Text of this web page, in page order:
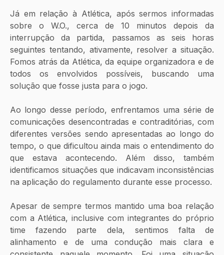
Já em relação à Atlética, após sermos informadas
sobre o W.O., cerca de 10 minutos depois da
interrupção da partida, passamos as seis horas
seguintes tentando, ativamente, resolver a situação.
Fomos atrás da Atlética, da equipe organizadora e de
todos os envolvidos possíveis, buscando uma
solução que fosse justa para o jogo.
Ao longo desse período, enfrentamos uma série de
comunicações desencontradas e contraditórias, com
diferentes versões sendo apresentadas ao longo do
tempo, o que dificultou ainda mais o entendimento do
que estava acontecendo. Além disso, também
identificamos situações que indicavam inconsistências
na aplicação do regulamento durante esse processo.
Apesar de sempre termos mantido uma boa relação
com a Atlética, inclusive com integrantes do próprio
time fazendo parte dela, sentimos falta de
alinhamento e de uma condução mais clara e